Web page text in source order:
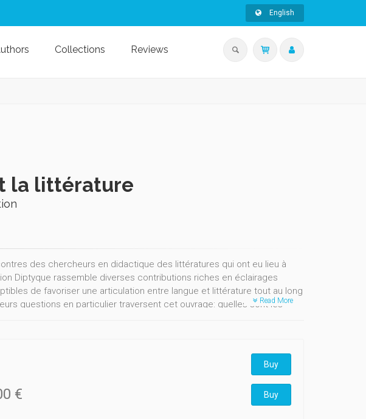
English
Collections Reviews
la littérature
des chercheurs en didactique des littératures qui ont eu lieu à
Diptyque rassemble diverses contributions riches en éclairages
de favoriser une articulation entre langue et littérature tout au long
questions en particulier traversent cet ouvrage: quelles sont les
sur des données empiriques ou consistent en des
Publié sous la direction de S. Aeby Daghé, ce volume contient des
&C. Deschepper, F. Demougin, É. Falardeau & D. Simard, M.-J.
& M.-F. Morin, I. de Peretti et D. Vrydaghs.
Read More
Buy
€ Buy